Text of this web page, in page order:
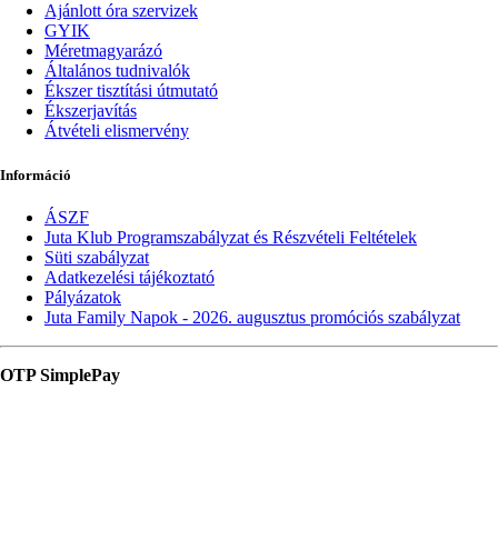
Ajánlott óra szervizek
GYIK
Méretmagyarázó
Általános tudnivalók
Ékszer tisztítási útmutató
Ékszerjavítás
Átvételi elismervény
Információ
ÁSZF
Juta Klub Programszabályzat és Részvételi Feltételek
Süti szabályzat
Adatkezelési tájékoztató
Pályázatok
Juta Family Napok - 2026. augusztus promóciós szabályzat
OTP SimplePay